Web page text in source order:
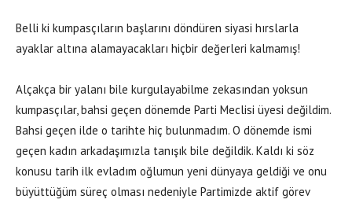
Belli ki kumpasçıların başlarını döndüren siyasi hırslarla
ayaklar altına alamayacakları hiçbir değerleri kalmamış!
Alçakça bir yalanı bile kurgulayabilme zekasından yoksun
kumpasçılar, bahsi geçen dönemde Parti Meclisi üyesi değildim.
Bahsi geçen ilde o tarihte hiç bulunmadım. O dönemde ismi
geçen kadın arkadaşımızla tanışık bile değildik. Kaldı ki söz
konusu tarih ilk evladım oğlumun yeni dünyaya geldiği ve onu
büyüttüğüm süreç olması nedeniyle Partimizde aktif görev